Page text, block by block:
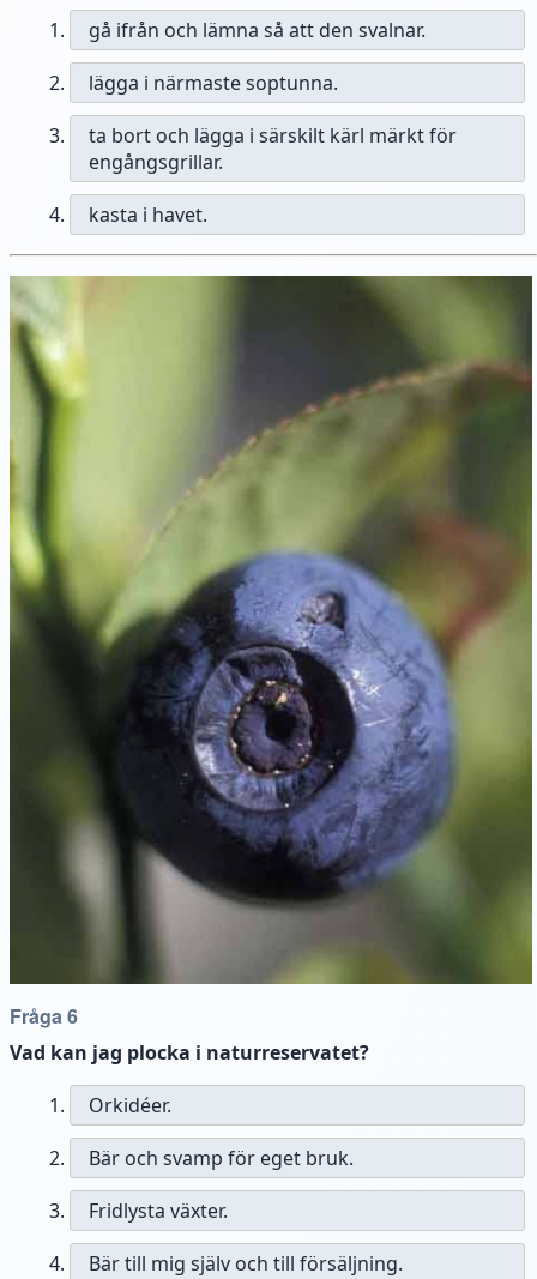
gå ifrån och lämna så att den svalnar.
lägga i närmaste soptunna.
ta bort och lägga i särskilt kärl märkt för
engångsgrillar.
kasta i havet.
Fråga 6
Vad kan jag plocka i naturreservatet?
Orkidéer.
Bär och svamp för eget bruk.
Fridlysta växter.
Bär till mig själv och till försäljning.